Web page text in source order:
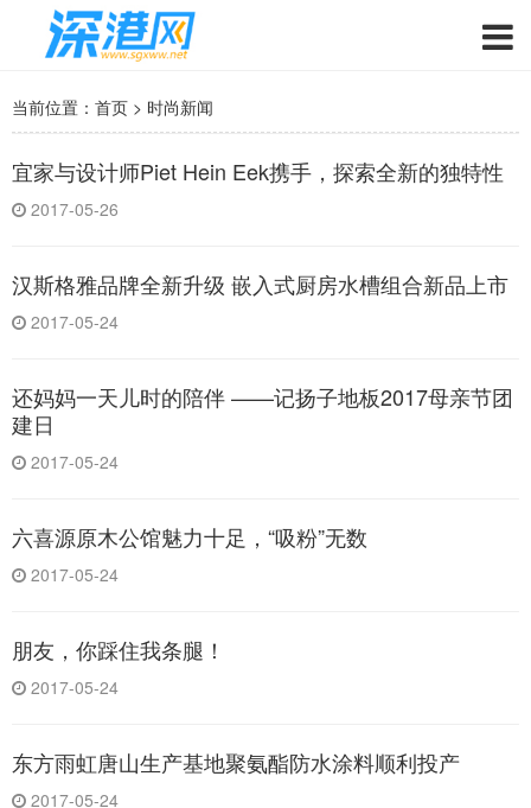
当前位置： 首页 > 时尚新闻
宜家与设计师Piet Hein Eek携手，探索全新的独特性
2017-05-26
汉斯格雅品牌全新升级 嵌入式厨房水槽组合新品上市
2017-05-24
还妈妈一天儿时的陪伴 ——记扬子地板2017母亲节团
建日
2017-05-24
六喜源原木公馆魅力十足，“吸粉”无数
2017-05-24
朋友，你踩住我条腿！
2017-05-24
东方雨虹唐山生产基地聚氨酯防水涂料顺利投产
2017-05-24